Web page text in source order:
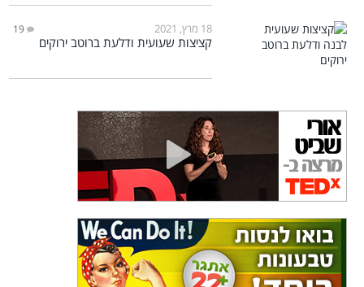
18 מרץ, 2021 19
קציצות שעועית ודלעת ברוטב ירוקים